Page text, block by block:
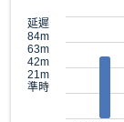
延遲
84m
63m
42m
21m
準時